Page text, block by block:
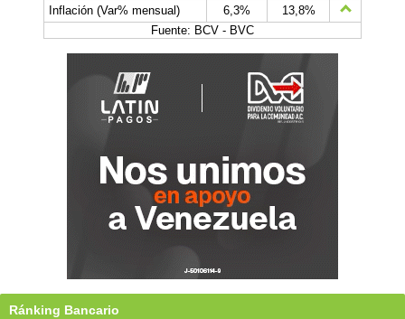
Inflación (Var% mensual)
6,3%
13,8%
Fuente: BCV - BVC
Ránking Bancario